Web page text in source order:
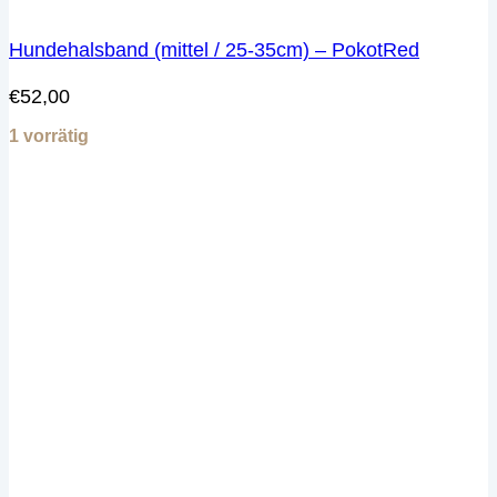
Hundehalsband (mittel / 25-35cm) – PokotRed
€52,00
1 vorrätig